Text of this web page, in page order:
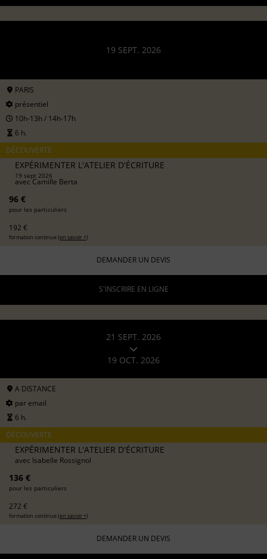
19 SEPT. 2026
PARIS
présentiel
10h-13h / 14h-17h
6 h.
DÉCOUVERTE
EXPÉRIMENTER L'ATELIER D'ÉCRITURE
19 sept 2026
avecCamille Berta
96 €
pour les particuliers
192 €
formation continue (en savoir +)
DEMANDER UN DEVIS
S'INSCRIRE EN LIGNE
21 SEPT. 2026
19 OCT. 2026
A DISTANCE
par email
6 h.
DÉCOUVERTE
EXPÉRIMENTER L'ATELIER D'ÉCRITURE
avec Isabelle Rossignol
136 €
pour les particuliers
272 €
formation continue (en savoir +)
DEMANDER UN DEVIS